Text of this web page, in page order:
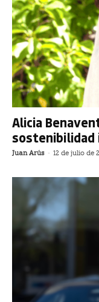
Alicia
sostenibilidad
Juan Arús - 12 de julio de